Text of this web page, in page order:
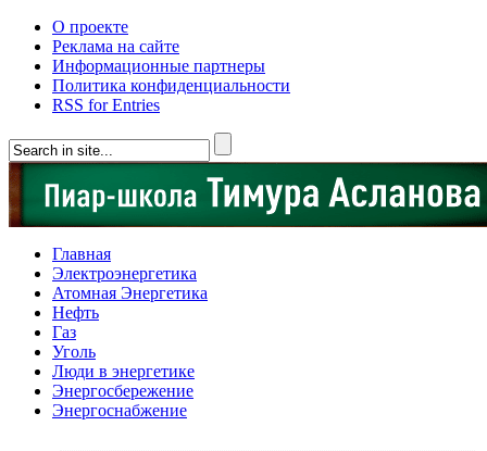
О проекте
Реклама на сайте
Информационные партнеры
Политика конфиденциальности
RSS for Entries
Главная
Электроэнергетика
Атомная Энергетика
Нефть
Газ
Уголь
Люди в энергетике
Энергосбережение
Энергоснабжение